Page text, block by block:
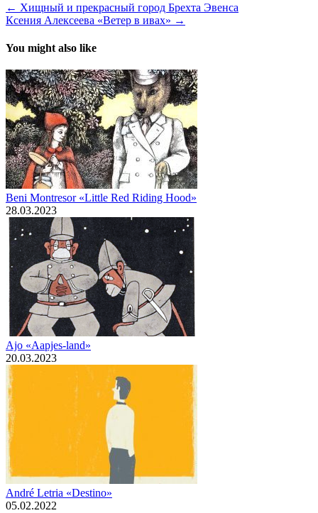
← Хищный и прекрасный город Брехта Эвенса
Ксения Алексеева «Ветер в ивах» →
You might also like
Beni Montresor «Little Red Riding Hood»
28.03.2023
Ajo «Aapjes-land»
20.03.2023
André Letria «Destino»
05.02.2022